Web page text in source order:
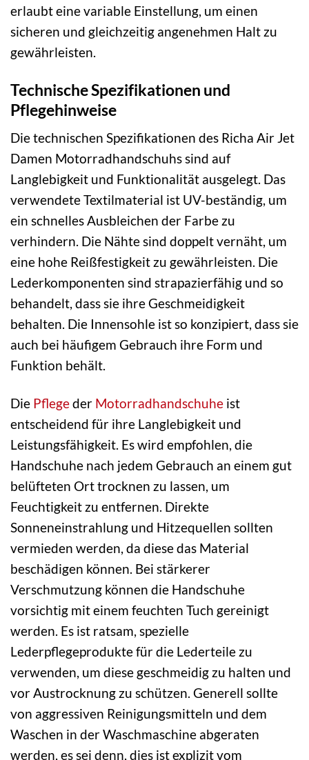
erlaubt eine variable Einstellung, um einen
sicheren und gleichzeitig angenehmen Halt zu
gewährleisten.
Technische Spezifikationen und
Pflegehinweise
Die technischen Spezifikationen des Richa Air Jet
Damen Motorradhandschuhs sind auf
Langlebigkeit und Funktionalität ausgelegt. Das
verwendete Textilmaterial ist UV-beständig, um
ein schnelles Ausbleichen der Farbe zu
verhindern. Die Nähte sind doppelt vernäht, um
eine hohe Reißfestigkeit zu gewährleisten. Die
Lederkomponenten sind strapazierfähig und so
behandelt, dass sie ihre Geschmeidigkeit
behalten. Die Innensohle ist so konzipiert, dass sie
auch bei häufigem Gebrauch ihre Form und
Funktion behält.
Die Pflegeder Motorradhandschuhe ist
entscheidend für ihre Langlebigkeit und
Leistungsfähigkeit. Es wird empfohlen, die
Handschuhe nach jedem Gebrauch an einem gut
belüfteten Ort trocknen zu lassen, um
Feuchtigkeit zu entfernen. Direkte
Sonneneinstrahlung und Hitzequellen sollten
vermieden werden, da diese das Material
beschädigen können. Bei stärkerer
Verschmutzung können die Handschuhe
vorsichtig mit einem feuchten Tuch gereinigt
werden. Es ist ratsam, spezielle
Lederpflegeprodukte für die Lederteile zu
verwenden, um diese geschmeidig zu halten und
vor Austrocknung zu schützen. Generell sollte
von aggressiven Reinigungsmitteln und dem
Waschen in der Waschmaschine abgeraten
werden, es sei denn, dies ist explizit vom